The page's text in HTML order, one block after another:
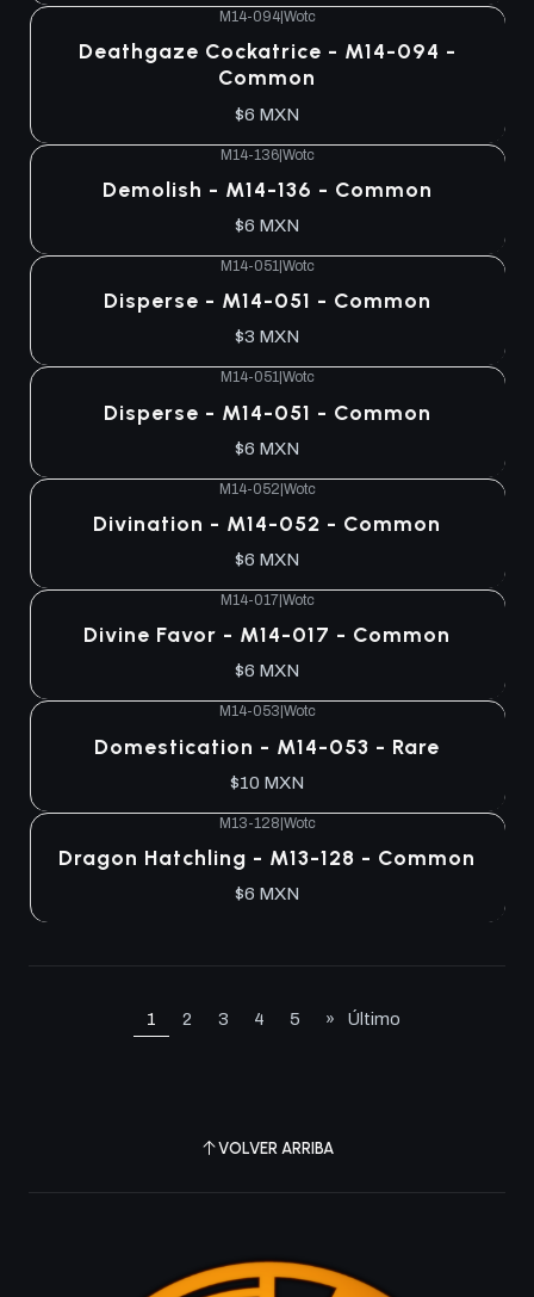
M14-094| Wotc
Deathgaze Cockatrice - M14-094 -
Common
$6 MXN
M14-136|Wotc
Demolish - M14-136 - Common
$6 MXN
M14-051| Wotc
Disperse - M14-051 - Common
$3 MXN
M14-051| Wotc
Disperse - M14-051 - Common
$6 MXN
M14-052|Wotc
Divination - M14-052 - Common
$6 MXN
M14-017| Wotc
Divine Favor - M14-017 - Common
$6 MXN
M14-053 Wotc
Domestication - M14-053 - Rare
$10 MXN
M13-128|Wotc
Dragon Hatchling - M13-128 - Common
$6 MXN
1 2 3 4 5 » Último
VOLVER ARRIBA